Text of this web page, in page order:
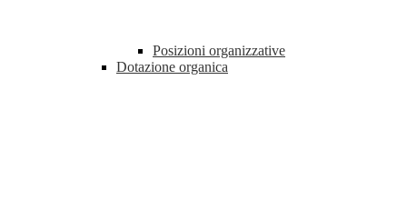
Posizioni organizzative
Dotazione organica